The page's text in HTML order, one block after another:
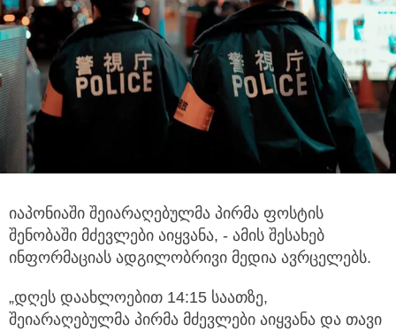
იაპონიაში შეიარაღებულმა პირმა ფოსტის
შენობაში მძევლები აიყვანა, - ამის შესახებ
ინფორმაციას ადგილობრივი მედია ავრცელებს.
„დღეს დაახლოებით 14:15 საათზე,
შეიარაღებულმა პირმა მძევლები აიყვანა და თავი